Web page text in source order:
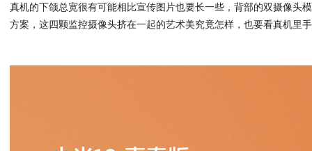
真机的下颌总宽很有可能相比宣传图片也要长一些，背部的双摄像头
方案，这四颗监控摄像头挤在一起的艺术美究竟怎样，也要看真机里